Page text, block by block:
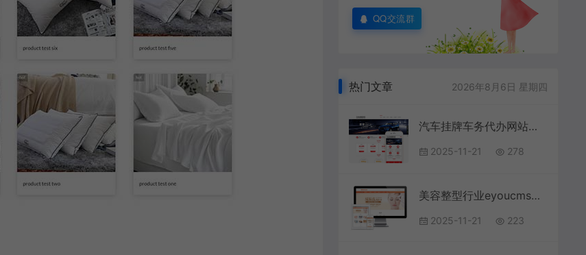
QQ交流群
热门文章 2026年8月6日 星期四
汽车挂牌车务代办网站模板织梦
2025-11-21 278
美容整型行业eyoucms网站模板
2025-11-21 223